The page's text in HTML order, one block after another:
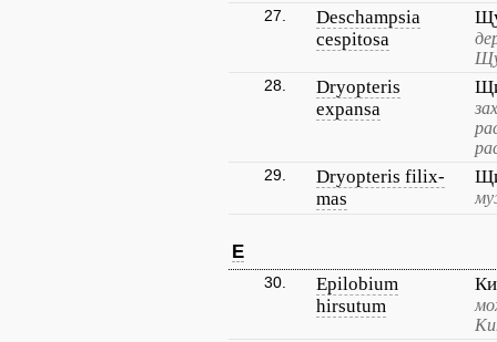
27.
Deschampsia
cespitosa
28.
Dryopteris
expansa
29.
Dryopteris filix-
mas
E
30.
Epilobium
hirsutum